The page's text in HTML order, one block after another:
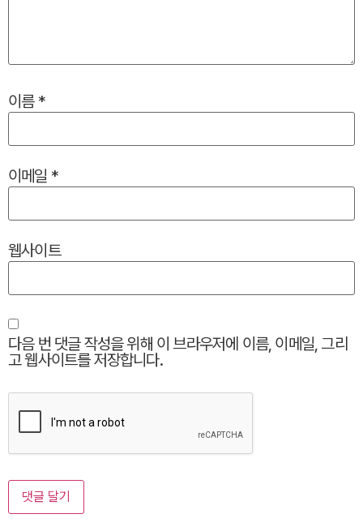
이름 *
이메일 *
웹사이트
다음 번 댓글 작성을 위해 이 브라우저에 이름, 이메일, 그리
고 웹사이트를 저장합니다.